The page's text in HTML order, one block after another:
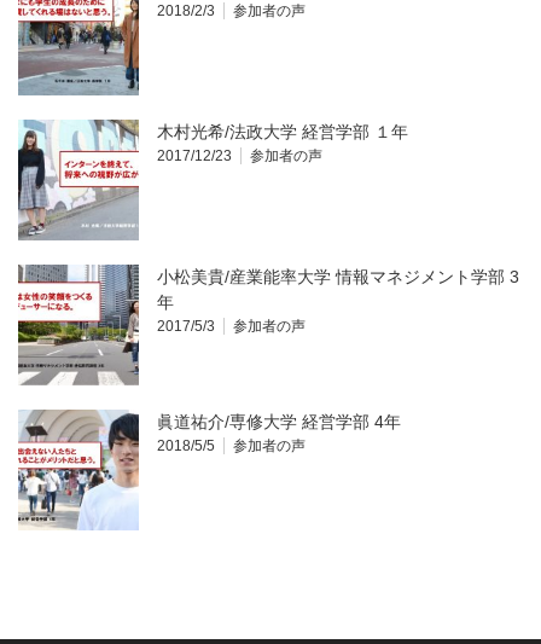
2018/2/3 参加者の声
木村光希/法政大学 経営学部 １年
2017/12/23 参加者の声
小松美貴/産業能率大学 情報マネジメント学部 3
年
2017/5/3 参加者の声
眞道祐介/専修大学 経営学部 4年
2018/5/5 参加者の声